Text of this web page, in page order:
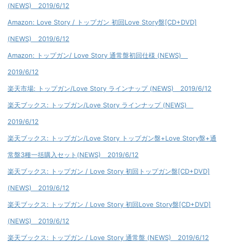
(NEWS) 2019/6/12
Amazon: Love Story / トップガン 初回Love Story盤[CD+DVD]
(NEWS) 2019/6/12
Amazon: トップガン/ Love Story 通常盤初回仕様 (NEWS)
2019/6/12
楽天市場: トップガン/Love Story ラインナップ (NEWS) 2019/6/12
楽天ブックス: トップガン/Love Story ラインナップ (NEWS)
2019/6/12
楽天ブックス: トップガン/Love Story トップガン盤+Love Story盤+通
常盤3種一括購入セット(NEWS) 2019/6/12
楽天ブックス: トップガン / Love Story 初回トップガン盤[CD+DVD]
(NEWS) 2019/6/12
楽天ブックス: トップガン / Love Story 初回Love Story盤[CD+DVD]
(NEWS) 2019/6/12
楽天ブックス: トップガン / Love Story 通常盤 (NEWS) 2019/6/12